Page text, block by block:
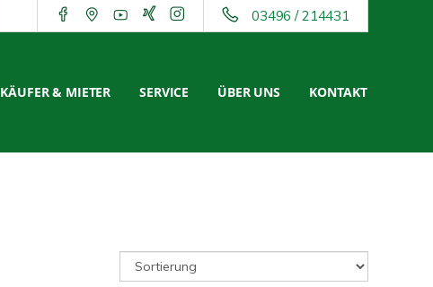
03496 / 214431
KÄUFER & MIETER SERVICE ÜBER UNS KONTAKT